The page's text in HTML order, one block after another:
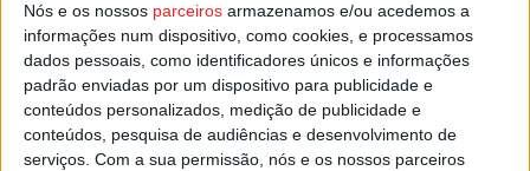
Nós e os nossos parceiros armazenamos e/ou acedemos a
informações num dispositivo, como cookies, e processamos
dados pessoais, como identificadores únicos e informações
padrão enviadas por um dispositivo para publicidade e
conteúdos personalizados, medição de publicidade e
conteúdos, pesquisa de audiências e desenvolvimento de
serviços. Com a sua permissão, nós e os nossos parceiros
O Mortágua joga esta época na Série C do Campeonato
de Portugal, enquanto o Lamelas disputa o Grupo Norte
na Divisão de Honra de Viseu onde, a três jornadas do
final da fase regular, assegurou já a presença entre as
oito equipas que vão jogar pelo título distrital de futebol.